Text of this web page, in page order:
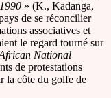
» (K., Kadanga,
de se réconcilier
associatives et
le regard tourné sur
National
de protestations
la côte du golfe de